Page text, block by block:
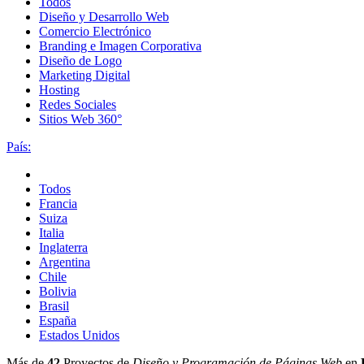
Diseño y Desarrollo Web
Comercio Electrónico
Branding e Imagen Corporativa
Diseño de Logo
Marketing Digital
Hosting
Redes Sociales
Sitios Web 360°
País:
Todos
Francia
Suiza
Italia
Inglaterra
Argentina
Chile
Bolivia
Brasil
España
Estados Unidos